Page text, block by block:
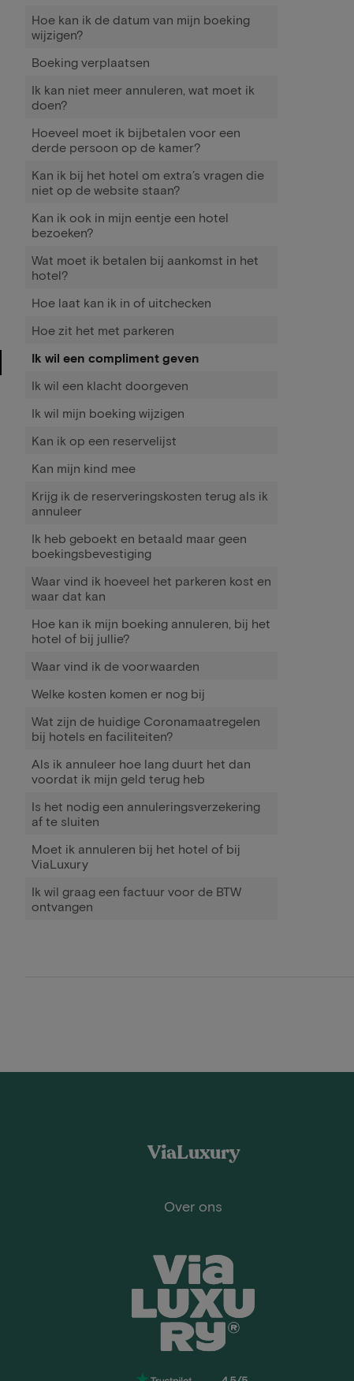
Hoe kan ik de datum van mijn boeking
wijzigen?
Boeking verplaatsen
Ik kan niet meer annuleren, wat moet ik
doen?
Hoeveel moet ik bijbetalen voor een
derde persoon op de kamer?
Kan ik bij het hotel om extra’s vragen die
niet op de website staan?
Kan ik ook in mijn eentje een hotel
bezoeken?
Wat moet ik betalen bij aankomst in het
hotel?
Hoe laat kan ik in of uitchecken
Hoe zit het met parkeren
Ik wil een compliment geven
Ik wil een klacht doorgeven
Ik wil mijn boeking wijzigen
Kan ik op een reservelijst
Kan mijn kind mee
Krijg ik de reserveringskosten terug als ik
annuleer
Ik heb geboekt en betaald maar geen
boekingsbevestiging
Waar vind ik hoeveel het parkeren kost en
waar dat kan
Hoe kan ik mijn boeking annuleren, bij het
hotel of bij jullie?
Waar vind ik de voorwaarden
Welke kosten komen er nog bij
Wat zijn de huidige Coronamaatregelen
bij hotels en faciliteiten?
Als ik annuleer hoe lang duurt het dan
voordat ik mijn geld terug heb
Is het nodig een annuleringsverzekering
af te sluiten
Moet ik annuleren bij het hotel of bij
ViaLuxury
Ik wil graag een factuur voor de BTW
ontvangen
ViaLuxury
Over ons